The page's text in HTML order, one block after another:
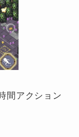
間アクション